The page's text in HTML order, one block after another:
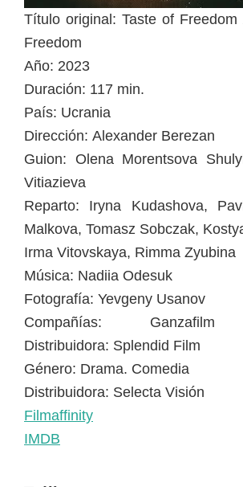
Título original: Taste of
Freedom
Año: 2023
Duración: 117 min.
País: Ucrania
Dirección: Alexander Berezan
Guion: Olena Morentsova
Vitiazieva
Reparto: Iryna Kudashova,
Malkova, Tomasz Sobczak,
Irma Vitovskaya, Rimma Zyubina
Música: Nadiia Odesuk
Fotografía: Yevgeny Usanov
Compañías: Ganzafilm
Distribuidora: Splendid Film
Género: Drama. Comedia
Distribuidora: Selecta Visión
Filmaffinity
IMDB